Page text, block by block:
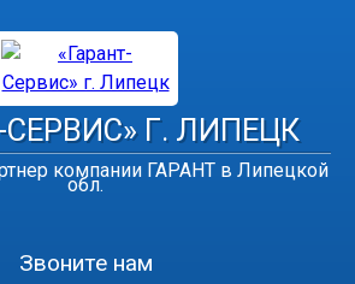
СЕРВИС» Г. ЛИПЕЦК
компании ГАРАНТ в Липецкой
обл.
Звоните нам